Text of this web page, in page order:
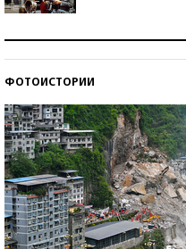
ФОТОИСТОРИИ